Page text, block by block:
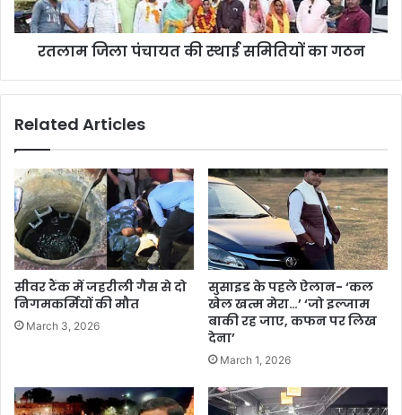
रतलाम जिला पंचायत की स्थाई समितियों का गठन
Related Articles
सीवर टैंक में जहरीली गैस से दो
निगमकर्मियों की मौत
March 3, 2026
सुसाइड के पहले ऐलान- ‘कल
खेल खत्म मेरा…’ ‘जो इल्जाम
बाकी रह जाए, कफन पर लिख
देना’
March 1, 2026